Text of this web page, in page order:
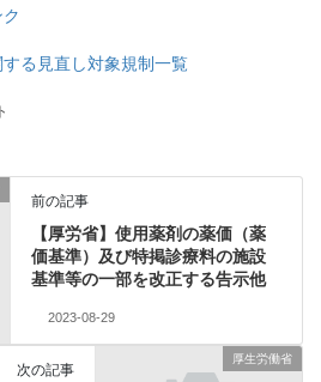
る見直し対象規制一覧
前の記事
【厚労省】使用薬剤の薬価（薬
価基準）及び特掲診療料の施設
基準等の一部を改正する告示他
2023-08-29
厚生労働省
次の記事